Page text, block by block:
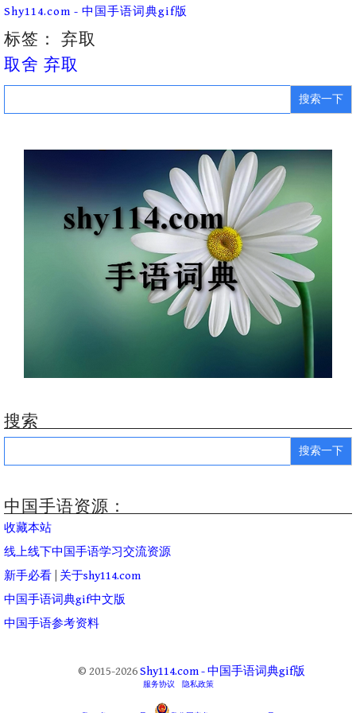
Skip
content
Shy114.com - 中国手语词典gif版
标签： 弃取
取舍 弃取
Search
搜索
Search
中国手语资源：
收藏本站
线上线下中国手语学习交流资源
新手必看
关于shy114.com
中国手语词典gif中文版
中国手语参考资料
© 2015-2026Shy114.com - 中国手语词典gif版
服务协议 隐私政策